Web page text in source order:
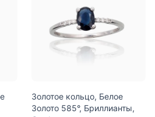
Золотое кольцо, Белое
Золото 585°, Бриллианты,